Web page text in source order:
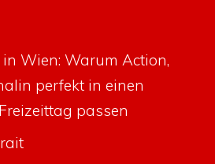
Wien: Warum Action,
perfekt in einen
passen